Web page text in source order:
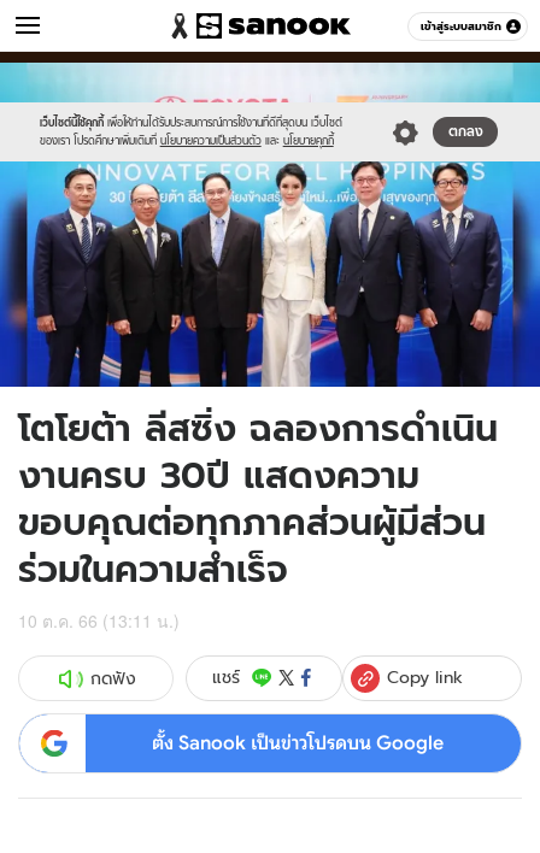
เข้าสู่ระบบสมาชิก
ข่าว หมวดอื่นๆ
เว็บไซต์นี้ใช้คุกกี้ เพื่อให้ท่านได้รับประสบการณ์การใช้งานที่ดีที่สุดบน เว็บไซต์
ของเรา โปรดศึกษาเพิ่มเติมที่ นโยบายความเป็นส่วนตัว และ นโยบายคุกกี้
ตกลง
Sanook
//s.isanook.com/sr/0/images/logo-
new-
sanook.png
600
60
//s.isanook.com/ns/0/ud/1813/9065990/newthumbnail.jpg
โตโยต้า ลีสซิ่ง ฉลองการดำเนิน
งานครบ 30ปี แสดงความ
ขอบคุณต่อทุกภาคส่วนผู้มีส่วน
ร่วมในความสำเร็จ
10 ต.ค. 66 (13:11 น.)
กดฟัง แชร์ Copy link
ตั้ง Sanook เป็นข่าวโปรดบน Google